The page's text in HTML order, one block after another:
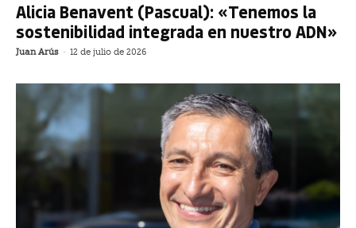
Alicia Benavent (Pascual): «Tenemos la
sostenibilidad integrada en nuestro ADN»
Juan Arús - 12 de julio de 2026